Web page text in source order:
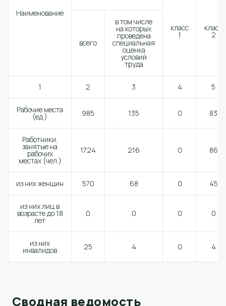
Наименование
класс
1
класс
2
всего
в том числе
на которых
проведена
специальная
оценка
условий
труда
1 2 3 4 5
Рабочие места
(ед.) 985 135 0 83
Работники,
занятые на
рабочих
местах (чел.)
1724 216 0 86
из них женщин 570 68 0 45
из них лиц в
возрасте до 18
лет
0 0 0 0
из них
инвалидов 25 4 0 4
Сводная ведомость